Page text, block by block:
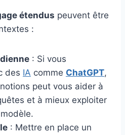
étendus peuvent être
:
: Si vous
des IA comme ChatGPT,
peut vous aider à
et à mieux exploiter
: Mettre en place un